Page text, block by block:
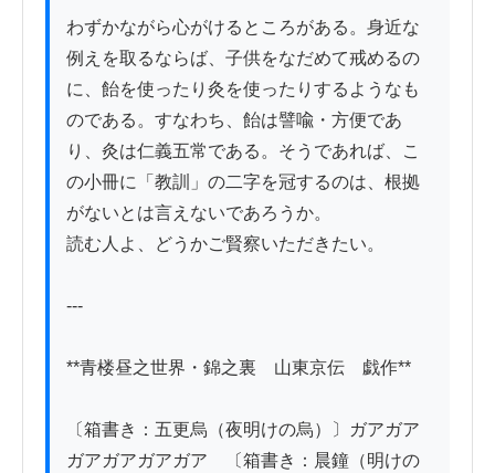
わずかながら心がけるところがある。身近な
例えを取るならば、子供をなだめて戒めるの
に、飴を使ったり灸を使ったりするようなも
のである。すなわち、飴は譬喩・方便であ
り、灸は仁義五常である。そうであれば、こ
の小冊に「教訓」の二字を冠するのは、根拠
がないとは言えないであろうか。
読む人よ、どうかご賢察いただきたい。
---
**青楼昼之世界・錦之裏　山東京伝　戯作**
〔箱書き：五更烏（夜明けの烏）〕ガアガア
ガアガアガアガア　〔箱書き：晨鐘（明けの